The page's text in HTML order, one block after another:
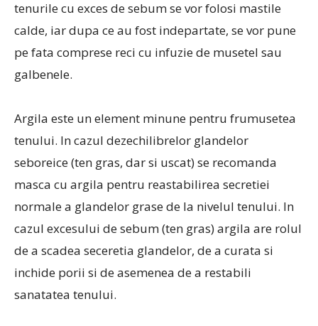
tenurile cu exces de sebum se vor folosi mastile
calde, iar dupa ce au fost indepartate, se vor pune
pe fata comprese reci cu infuzie de musetel sau
galbenele.
Argila este un element minune pentru frumusetea
tenului. In cazul dezechilibrelor glandelor
seboreice (ten gras, dar si uscat) se recomanda
masca cu argila pentru reastabilirea secretiei
normale a glandelor grase de la nivelul tenului. In
cazul excesului de sebum (ten gras) argila are rolul
de a scadea seceretia glandelor, de a curata si
inchide porii si de asemenea de a restabili
sanatatea tenului.